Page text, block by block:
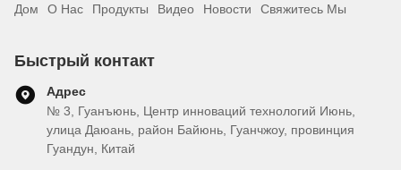
Дом О Нас Продукты Видео Новости Свяжитесь Мы
Быстрый контакт
Адрес
№ 3, Гуанъюнь, Центр инноваций технологий Июнь,
улица Даюань, район Байюнь, Гуанчжоу, провинция
Гуандун, Китай